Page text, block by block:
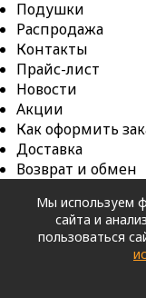
Подушки
Распродажа
Контакты
Прайс-лист
Новости
Акции
Как оформить
Доставка
Возврат и обмен
Карта сайта
Copyright ©
Продвижение
Мы используем
сайта и
пользоваться